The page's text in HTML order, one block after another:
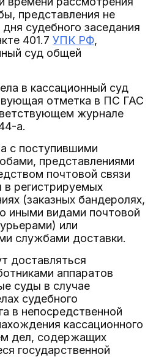
представления не
судебного заседания
401.7 УПК РФ,
суд общей
в кассационный суд
отметка в ПС ГАС
журнале
а.
с поступившими
представлениями
почтовой связи
в регистрируемых
(заказных бандеролях,
иными видами почтовой
или
службами доставки.
доставляться
аппаратов
суды в случае
судебного
в непосредственной
кассационного
дел, содержащих
государственной